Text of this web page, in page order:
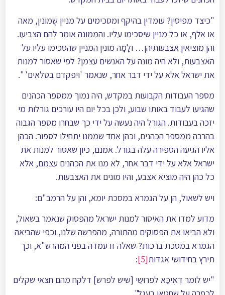
"כיצד מפיסין? עומדין בהיקף ומסכימים על מניין שֶמונין, מאה
או אלף, או כל מניין שיסכימו עליו. והממונה אומר להם הצביעו.
והן מוציאין אצבעותיהן… ולָמָה מונין המניין שהסכימו עליו על
האצבעות, ולא היה מונה על האנשים עצמן? לפי שאסור למנות
את ישראל אלא על ידי דבר אחר, שנאמר 'ויפקדם בטלאים' ".
מספר העבודות הקבועות במקדש, היה נמוך ממספר הכהנים
שהגיעו לעבוד באותו שבוע, ולכן בכל יום היו עורכים גורלות מי
יזכה בעבודות. הגורל היה נעשה על ידי כך שבחרו מספר הגבוה
בהרבה ממספר הכהנים, וכהן אחד שממנו יתחילו לספור. הכהן
אליו הגיעה הספירה עלה בגורל. אמנם, כיון שאסור למנות את
ישראל אלא על ידי דבר אחר, לא מנו את הכהנים עצמם, אלא
כל כהן היה מוציא אצבע, והיו מונים את האצבעות.
ויש לשאול, הן על הגמרא במסכת יומא, והן על הרמב"ם:
מדוע למדו את האיסור למנות ישראל מהפסוק שנאמר בשאול,
ולא הביאו את הפסוקים מהתורה, מהפרשה שלנו, וכפי שהביאה
הגמרא במסכת ברכות? שאלה זו עמדה בפני המהרש"א, וכך
תירץ בחידושי אגדות[5]
:
"יש לומר דְאׅיכַּא לפרוּשֵי [שיש לפרש] דלקח מהם חצאי שקלים